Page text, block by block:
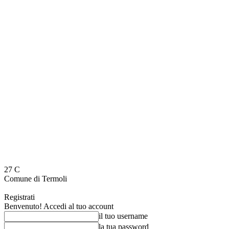
27 C
Comune di Termoli
Registrati
Benvenuto! Accedi al tuo account
il tuo username
la tua password